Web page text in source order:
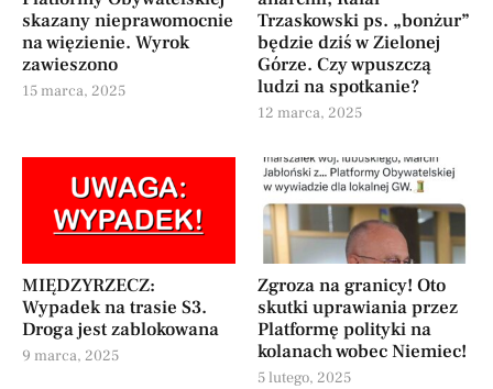
skazany nieprawomocnie
na więzienie. Wyrok
zawieszono
15 marca, 2025
Trzaskowski ps. „bonżur”
będzie dziś w Zielonej
Górze. Czy wpuszczą
ludzi na spotkanie?
12 marca, 2025
MIĘDZYRZECZ:
Wypadek na trasie S3.
Droga jest zablokowana
9 marca, 2025
Zgroza na granicy! Oto
skutki uprawiania przez
Platformę polityki na
kolanach wobec Niemiec!
5 lutego, 2025